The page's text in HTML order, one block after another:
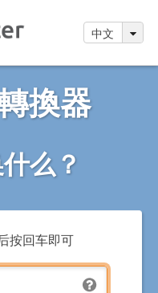
中文
換器
么？
按回车即可